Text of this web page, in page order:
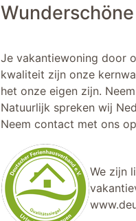
Je vakantiewoning door
kwaliteit zijn onze
het onze eigen zijn.
Natuurlijk spreken wij
Neem contact met ons
We zijn